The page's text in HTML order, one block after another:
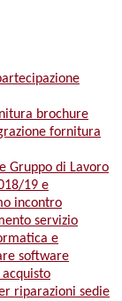
brochure
fornitura
Gruppo di Lavoro
19 e
incontro
servizio
e
software
riparazioni sedie